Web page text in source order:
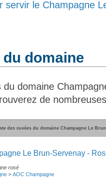
servir le Champagne
domaine
domaine
de
des cuvées du domaine Champagne Le
Le Brun-Servenay -
rosé
> AOC Champagne